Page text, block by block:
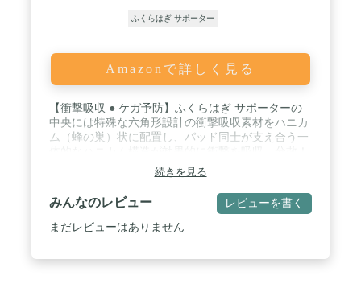
ふくらはぎ サポーター
Amazonで詳しく見る
【衝撃吸収 ● ケガ予防】ふくらはぎ サポーターの
中央には特殊な六角形設計の衝撃吸収素材をハニカ
ム（蜂の巣）状に配置し、パッド同士が支え合う一
カーフスリーブのパッド一つ一つが独立しているた
め、どの部位にも完璧にフィット！フレキシブルに
身体と運動するため、動きを防げない。パッドは水
分を内部に吸い込まないため、レッグスリーブを常
に軽く、汗による重量負担を感じない！ / 【段階着
続きを見る
みんなのレビュー レビューを書く
まだレビューはありません